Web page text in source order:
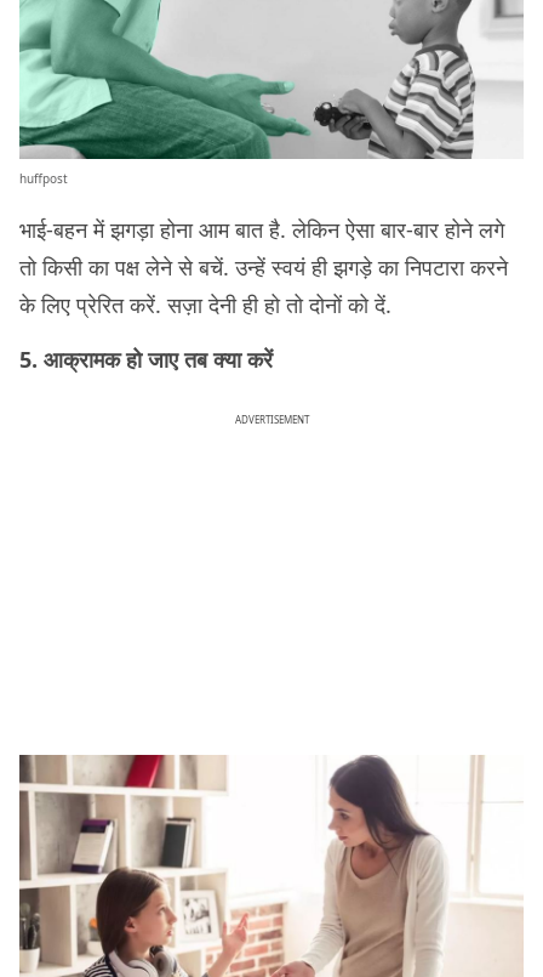
huffpost
भाई-बहन में झगड़ा होना आम बात है. लेकिन ऐसा बार-बार होने लगे
तो किसी का पक्ष लेने से बचें. उन्हें स्वयं ही झगड़े का निपटारा करने
के लिए प्रेरित करें. सज़ा देनी ही हो तो दोनों को दें.
5. आक्रामक हो जाए तब क्या करें
ADVERTISEMENT